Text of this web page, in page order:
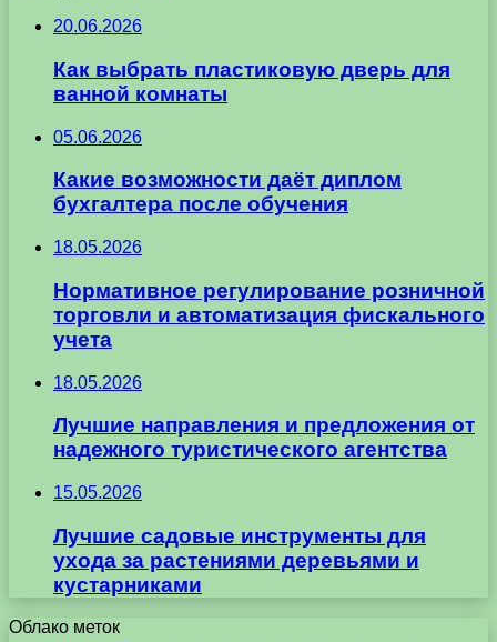
20.06.2026
Как выбрать пластиковую дверь для
ванной комнаты
05.06.2026
Какие возможности даёт диплом
бухгалтера после обучения
18.05.2026
Нормативное регулирование розничной
торговли и автоматизация фискального
учета
18.05.2026
Лучшие направления и предложения от
надежного туристического агентства
15.05.2026
Лучшие садовые инструменты для
ухода за растениями деревьями и
кустарниками
Облако меток